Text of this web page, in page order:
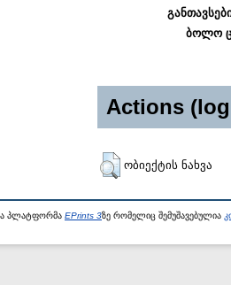
ბოლო
Actions
ობიექტის ნახვა
პლატფორმა EPrints 3ზე რომელიც შემუშავებულია